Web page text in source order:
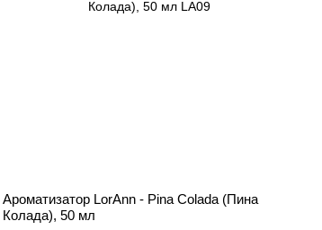
Ароматизатор LorAnn - Pina Colada (Пина
Колада), 50 мл